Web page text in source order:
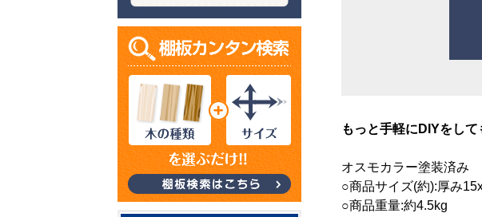
もっと手軽にDIYをし
オスモカラー塗装済み
○商品サイズ(約):厚み15
○商品重量:約4.5kg